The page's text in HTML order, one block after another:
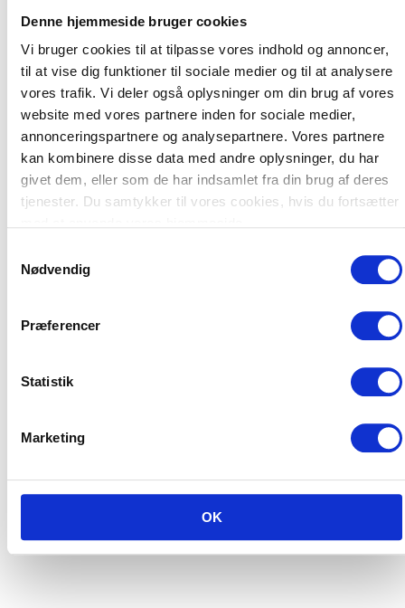
Denne hjemmeside bruger cookies
Vi bruger cookies til at tilpasse vores indhold og annoncer,
til at vise dig funktioner til sociale medier og til at analysere
vores trafik. Vi deler også oplysninger om din brug af vores
website med vores partnere inden for sociale medier,
annonceringspartnere og analysepartnere. Vores partnere
kan kombinere disse data med andre oplysninger, du har
givet dem, eller som de har indsamlet fra din brug af deres
tjenester. Du samtykker til vores cookies, hvis du fortsætter
Nødvendig
Præferencer
Statistik
Marketing
OK